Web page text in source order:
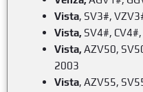
Vista, SV3#,
Vista, SV4#,
Vista, AZV50,
2003
Vista, AZV55,